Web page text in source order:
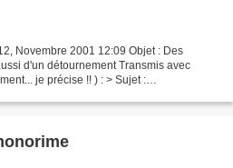
Novembre 2001 12:09 Objet : Des
d'un détournement Transmis avec
je précise !! ) : > Sujet :